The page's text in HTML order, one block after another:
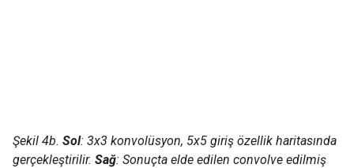
Şekil 4b. Sol: 3x3 konvolüsyon, 5x5 giriş özellik haritasında
gerçekleştirilir. Sağ: Sonuçta elde edilen convolve edilmiş